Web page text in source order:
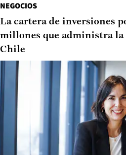
NEGOCIOS
La cartera de inversiones
millones que administra la
Chile